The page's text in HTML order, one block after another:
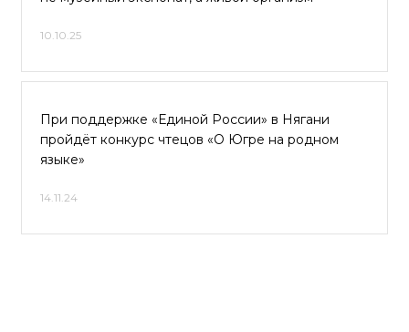
10.10.25
При поддержке «Единой России» в Нягани
пройдёт конкурс чтецов «О Югре на родном
языке»
14.11.24